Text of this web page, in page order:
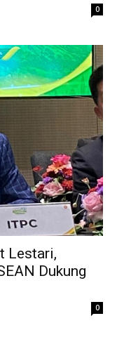
0
Lestari,
Dukung
0